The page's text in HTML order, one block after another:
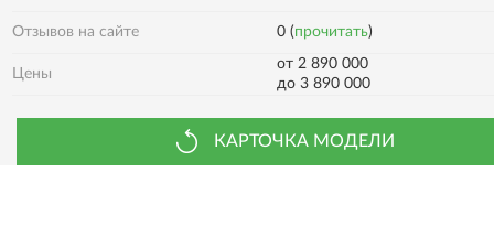
Отзывов на сайте 0 (прочитать)
Цены
от 2 890 000
до 3 890 000
КАРТОЧКА МОДЕЛИ